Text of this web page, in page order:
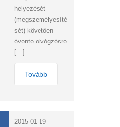
helyezését
(megszemélyesíté
sét) követően
évente elvégzésre
[…]
Tovább
2015-01-19